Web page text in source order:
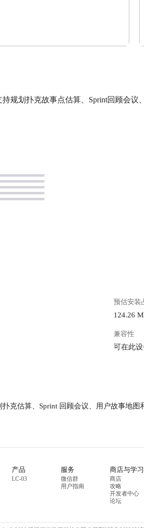
规划扑克故事点估算、Sprint回顾会
预估安装
124.26
兼容性
可在此
克估算、Sprint 回顾会议、用户故事地
产品
LC-03
服务
微信群
用户指南
商店与学习
商店
攻略
开发者中心
论坛